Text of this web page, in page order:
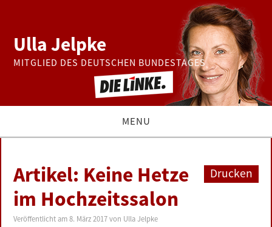
Ulla Jelpke
MITGLIED DES DEUTSCHEN BUNDESTAGES
MENU
BUNDESTAG
PRESSE
Drucken
Artikel: Keine Hetze
im Hochzeitssalon
Veröffentlicht am8. März 2017 von Ulla Jelpke